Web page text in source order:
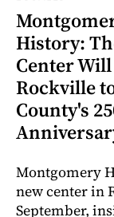
History:
Center
Rockville
County's
Montgomery
new center in
September,